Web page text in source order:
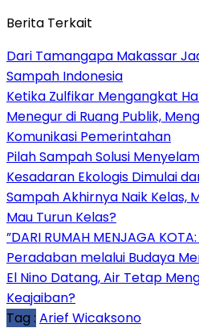
Berita Terkait
Dari Tamangapa Makassar
Sampah Indonesia
Ketika Zulfikar Mengangkat
Menegur di Ruang Publik,
Komunikasi Pemerintahan
Pilah Sampah Solusi
Kesadaran Ekologis Dimulai
Sampah Akhirnya Naik Kelas,
Mau Turun Kelas?
”DARI RUMAH MENJAGA
Peradaban melalui Budaya
El Nino Datang, Air Tetap
Keajaiban?
Tag : Arief Wicaksono